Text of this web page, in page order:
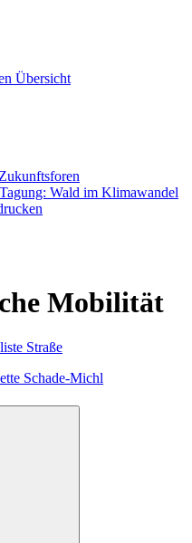
Übersicht
Wald im Klimawandel
Mobilität
Straße
Schade-Michl